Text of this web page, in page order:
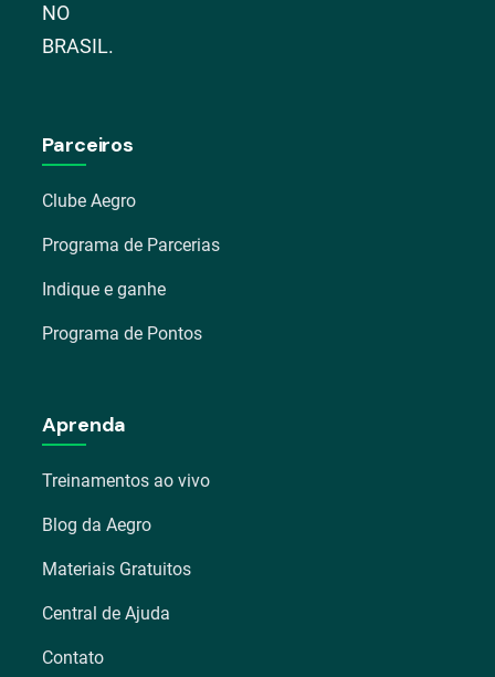
NO
BRASIL.
Parceiros
Clube Aegro
Programa de Parcerias
Indique e ganhe
Programa de Pontos
Aprenda
Treinamentos ao vivo
Blog da Aegro
Materiais Gratuitos
Central de Ajuda
Contato